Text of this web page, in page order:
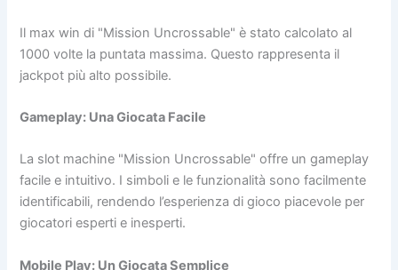
Il max win di "Mission Uncrossable" è stato calcolato al
1000 volte la puntata massima. Questo rappresenta il
jackpot più alto possibile.
Gameplay: Una Giocata Facile
La slot machine "Mission Uncrossable" offre un gameplay
facile e intuitivo. I simboli e le funzionalità sono facilmente
identificabili, rendendo l’esperienza di gioco piacevole per
giocatori esperti e inesperti.
Mobile Play: Un Giocata Semplice